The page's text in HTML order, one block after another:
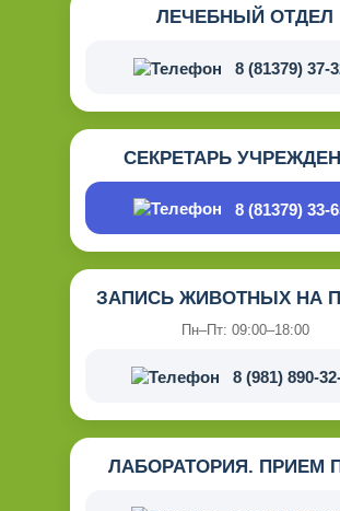
ЛЕЧЕБНЫЙ ОТДЕЛ
8 (81379) 37-
СЕКРЕТАРЬ
8 (81379) 33-
ЗАПИСЬ ЖИВОТНЫХ НА
Пн–Пт: 09:00–18:00
8 (981) 890-
ЛАБОРАТОРИЯ. ПРИЕМ